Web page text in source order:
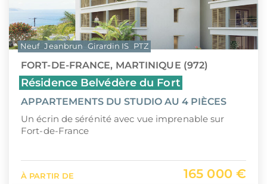
FORT-DE-FRANCE, MARTINIQUE (972)
Résidence Belvédère du Fort
APPARTEMENTS DU STUDIO AU 4 PIÈCES
Un écrin de sérénité avec vue imprenable sur
Fort-de-France
À PARTIR DE 165 000 €
Neuf Jeanbrun Girardin IS PTZ